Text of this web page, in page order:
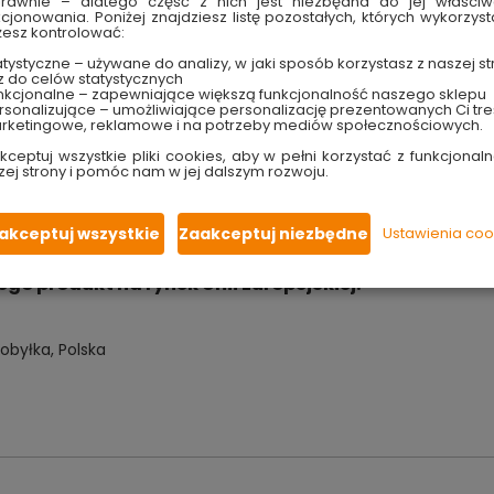
oraz teletechnicznych.
pokrywy, ułatwiając prowadzenie przewodów.
w temperaturach od -5°C do +60°C, odporność UV w
U, spełnia normy palności V1-V0.
doskonale komponują się z wnętrzami.
wolna od szkodliwych substancji.
i przestrzeniach komercyjnych
produkt na rynek Unii Europejskiej:
Polska
Poniżej znajdziesz listę pozostałych, których
kontrolować:
– używane do analizy, w jaki sposób korzystasz z naszej
do celów statystycznych
– zapewniające większą funkcjonalność naszego sklepu
– umożliwiające personalizację prezentowanych Ci
reklamowe i na potrzeby mediów społecznościowych.
wszystkie pliki cookies, aby w pełni korzystać z
strony i pomóc nam w jej dalszym rozwoju.
wszystkie Zaakceptuj niezbędne Ustawienia